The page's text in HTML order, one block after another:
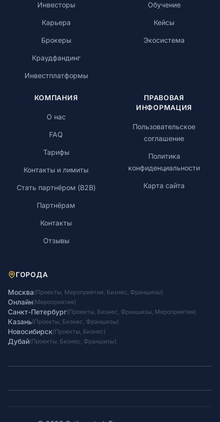
Инвесторы
Карьера
Брокеры
Краудфандинг
Инвестплатформы
Обучение
Кейсы
Экосистема
КОМПАНИЯ
О нас
FAQ
Тарифы
Контакты и лимиты
Стать партнёром (B2B)
Партнёрам
Контакты
Отзывы
ПРАВОВАЯ
ИНФОРМАЦИЯ
Пользовательское
соглашение
Политика
конфиденциальности
Карта сайта
ГОРОДА
Москва(Проекты, Мероприятия, Бизнес, Франшизы)
Онлайн(Мероприятия)
Санкт-Петербург(Проекты, Бизнес, Франшизы, Мероприятия)
Казань(Проекты, Бизнес, Франшизы)
Новосибирск(Проекты, Бизнес)
Дубай(Проекты, Бизнес, Франшизы)